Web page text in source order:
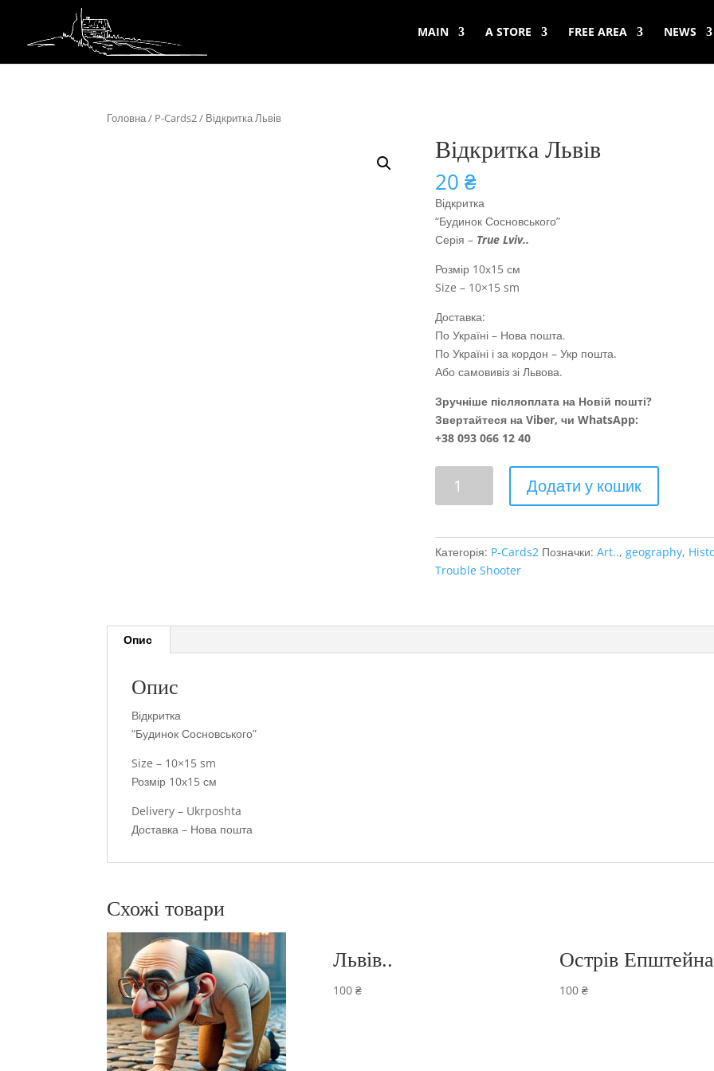
MAIN A STORE FREE AREA NEWS
Головна/ P-Cards2/ Відкритка Львів
Відкритка Львів
20₴
Відкритка
“Будинок Сосновського”
Серія – True Lviv..
Розмір 10х15 см
Size – 10×15 sm
Доставка:
По Україні – Нова пошта.
По Україні і за кордон – Укр пошта.
Або самовивіз зі Львова.
Зручніше післяоплата на Новій пошті?
Звертайтеся на Viber, чи WhatsApp:
+38 093 066 12 40
Львів
Додати у кошик
Категорія: P-Cards2 Позначки:Art..,geography,
Trouble Shooter
Опис
Опис
Відкритка
“Будинок Сосновського”
Size – 10×15 sm
Розмір 10х15 см
Delivery – Ukrposhta
Доставка – Нова пошта
Схожі товари
Львів..
100 ₴
Острів Епштейна
100 ₴